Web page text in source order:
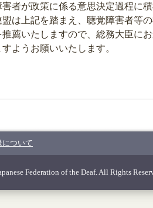
害者が政策に係る意思決定過程に
は上記を踏まえ、聴覚障害者等
推薦いたしますので、総務大臣に
すようお願いいたします。
について
Federation of the Deaf. All Rights